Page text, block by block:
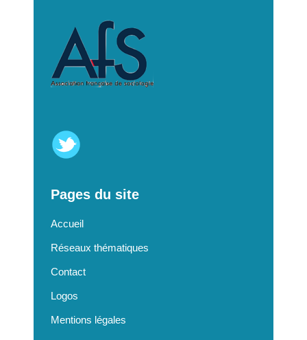
Pages du site
Accueil
Réseaux thématiques
Contact
Logos
Mentions légales